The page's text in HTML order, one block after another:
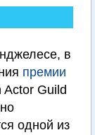
в
премии
Actor Guild
одной из